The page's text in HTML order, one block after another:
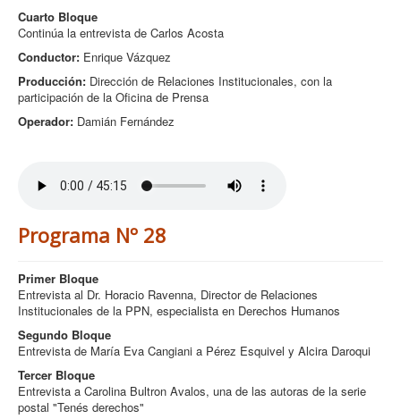
Cuarto Bloque
Continúa la entrevista de Carlos Acosta
Conductor: Enrique Vázquez
Producción: Dirección de Relaciones Institucionales, con la
participación de la Oficina de Prensa
Operador: Damián Fernández
Programa Nº 28
Primer Bloque
Entrevista al Dr. Horacio Ravenna, Director de Relaciones
Institucionales de la PPN, especialista en Derechos Humanos
Segundo Bloque
Entrevista de María Eva Cangiani a Pérez Esquivel y Alcira Daroqui
Tercer Bloque
Entrevista a Carolina Bultron Avalos, una de las autoras de la serie
postal "Tenés derechos"